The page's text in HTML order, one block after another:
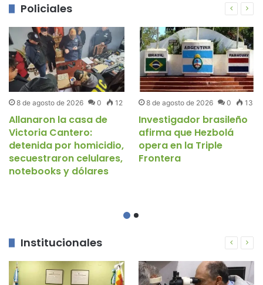
Policiales
8 de agosto de 2026 0 12
Allanaron la casa de
Victoria Cantero:
detenida por homicidio,
secuestraron celulares,
notebooks y dólares
8 de agosto de 2026 0 13
Investigador brasileño
afirma que Hezbolá
opera en la Triple
Frontera
Institucionales